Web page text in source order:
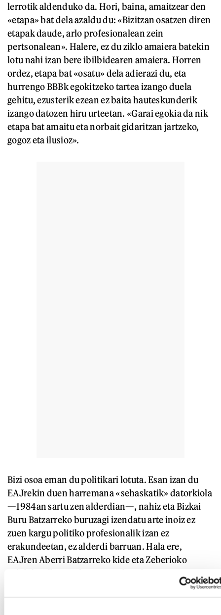
lerrotik aldenduko da. Hori, baina, amaitzear den
«etapa» bat dela azaldu du: «Bizitzan osatzen diren
etapak daude, arlo profesionalean zein
pertsonalean». Halere, ez du ziklo amaiera batekin
lotu nahi izan bere ibilbidearen amaiera. Horren
ordez, etapa bat «osatu» dela adierazi du, eta
hurrengo BBBk egokitzeko tartea izango duela
gehitu, ezusterik ezean ez baita hauteskunderik
izango datozen hiru urteetan. «Garai egokia da nik
etapa bat amaitu eta norbait gidaritzan jartzeko,
gogoz eta ilusioz».
Bizi osoa eman du politikari lotuta. Esan izan du
EAJrekin duen harremana «sehaskatik» datorkiola
—1984an sartu zen alderdian—, nahiz eta Bizkai
Buru Batzarreko buruzagi izendatu arte inoiz ez
zuen kargu politiko profesionalik izan ez
erakundeetan, ez alderdi barruan. Hala ere,
EAJren Aberri Batzarreko kide eta Zeberioko
Emakundeko zuzendaritza taldeko kide ere izan
zen, Eusko Legebiltzarrak hala izendatuta, baita
Sabino Arana fundazioaren presidenteordea ere.